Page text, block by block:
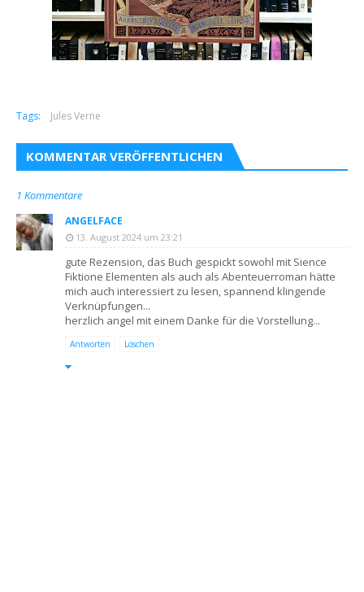
Tags: Jules Verne
KOMMENTAR VERÖFFENTLICHEN
1 Kommentare
ANGELFACE
13. August 2024 um 23:21
gute Rezension, das Buch gespickt sowohl mit Sience
Fiktione Elementen als auch als Abenteuerroman hätte
mich auch interessiert zu lesen, spannend klingende
Verknüpfungen...
herzlich angel mit einem Danke für die Vorstellung...
Antworten Löschen